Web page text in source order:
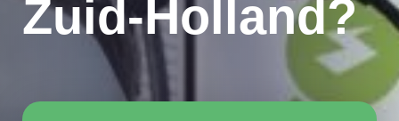
Zuid-Holland?